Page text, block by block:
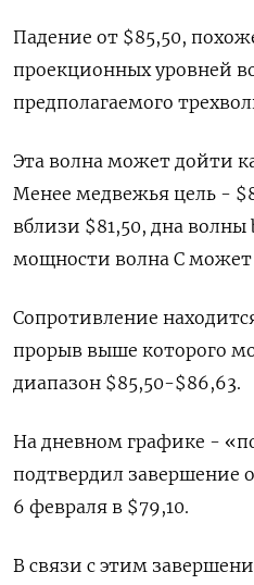
Падение от $85,50,
проекционных уровней
предполагаемого
Эта волна может дойти
Менее медвежья цель -
вблизи $81,50, дна
мощности волна С может
Сопротивление
прорыв выше которого
диапазон $85,50-$86,63.
На дневном графике -
подтвердил завершение
6 февраля в $79,10.
В связи с этим